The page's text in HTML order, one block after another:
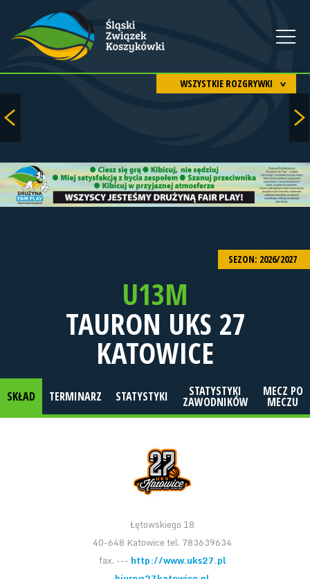
WSZYSTKIE ROZGRYWKI
SEZON: 2026/2027
U13M
TAURON UKS 27
KATOWICE
SKŁAD TERMINARZ STATYSTYKI STATYSTYKI
ZAWODNIKÓW
MECZ PO
MECZU
Łętowskiego 18
40-648 Katowice tel. 783639634
fax. --- http://www.uks27.pl